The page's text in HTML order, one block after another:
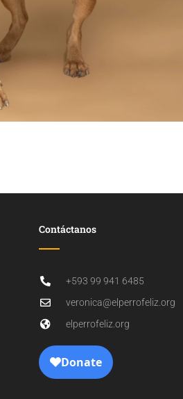
Contáctanos
+593 99 941 6485
veronica@elperrofeliz.org
elperrofeliz.org